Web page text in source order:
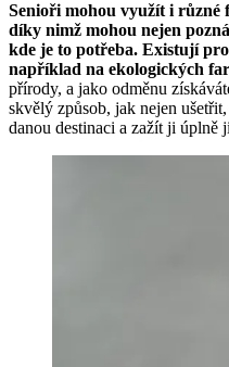
Senioři mohou využít i
díky nimž mohou nejen
kde je to potřeba. Existují
například na ekologických
přírody, a jako odměnu
skvělý způsob, jak nejen
danou destinaci a zažít ji úplně